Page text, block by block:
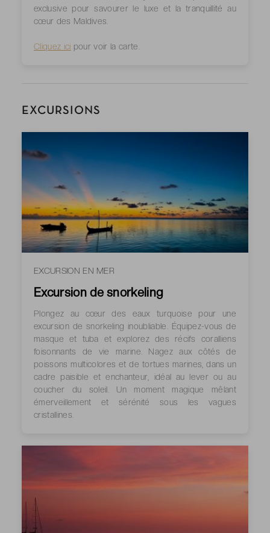
exclusive pour savourer le luxe et la tranquillité au
cœur des Maldives.
Cliquez ici pour voir la carte.
EXCURSIONS
EXCURSION EN MER
Excursion de snorkeling
Plongez au cœur des eaux turquoise pour une
excursion de snorkeling inoubliable. Équipez-vous de
masque et tuba et explorez des récifs coralliens
foisonnants de vie marine. Nagez aux côtés de
poissons multicolores et de tortues marines, dans un
cadre paisible et enchanteur, idéal au lever ou au
coucher du soleil. Un moment magique mêlant
émerveillement et sérénité sous les vagues
cristallines.